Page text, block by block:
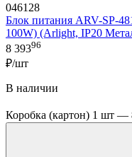
046128
Блок питания ARV-SP-
100W) (Arlight, IP20
8 39396
₽/шт
В наличии
Коробка (картон) 1 шт —